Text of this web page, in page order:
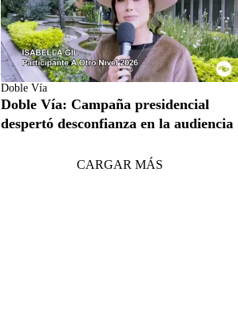
Doble Vía
Doble Vía: Campaña presidencial
despertó desconfianza en la audiencia
CARGAR MÁS